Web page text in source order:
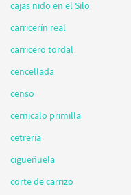
cajas nido en el Silo
carricerín real
carricero tordal
cencellada
censo
cernicalo primilla
cetrería
cigüeñuela
corte de carrizo